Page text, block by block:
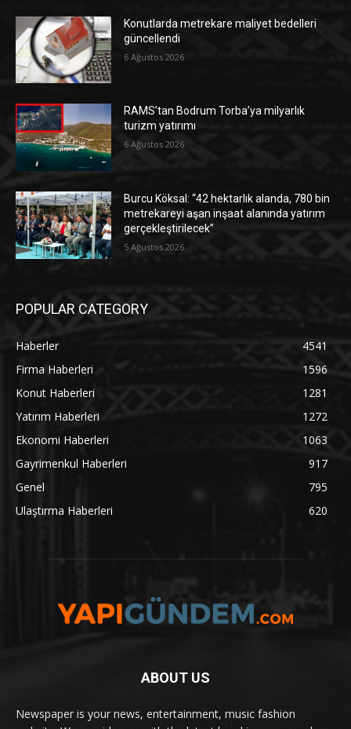
Konutlarda metrekare maliyet bedelleri
güncellendi
6 Ağustos 2026
RAMS’tan Bodrum Torba’ya milyarlık
turizm yatırımı
6 Ağustos 2026
Burcu Köksal: “42 hektarlık alanda, 780 bin
metrekareyi aşan inşaat alanında yatırım
gerçekleştirilecek”
5 Ağustos 2026
POPULAR CATEGORY
Haberler
4541
Firma Haberleri
1596
Konut Haberleri
1281
Yatırım Haberleri
1272
Ekonomi Haberleri
1063
Gayrimenkul Haberleri
917
Genel
795
Ulaştırma Haberleri
620
ABOUT US
Newspaper is your news, entertainment, music fashion